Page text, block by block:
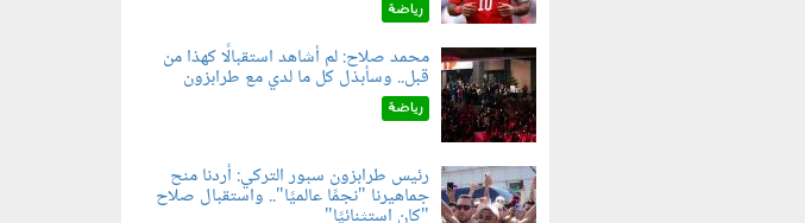
رياضة
060802.jpg
محمد صلاح: لم أشاهد استقبالًا كهذا من
قبل.. وسأبذل كل ما لدي مع طرابزون
رياضة
060803.jpg
رئيس طرابزون سبور التركي: أردنا منح
جماهيرنا "نجمًا عالميًا".. واستقبال صلاح
"كان استثنائيًا"